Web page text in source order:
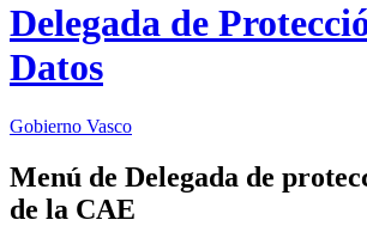
Delegada de
Datos
Gobierno Vasco
Menú de Delegada de
de la CAE